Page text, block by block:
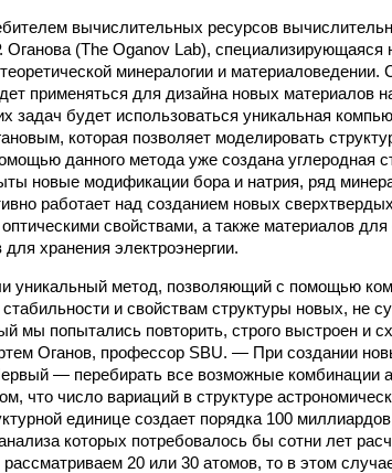
вычислительных ресурсов
(The Oganov Lab), специализирующаяся
минералогии и
применяться для дизайна новых материалов
задач будет использоваться уникальная
которая позволяет моделировать
данного метода уже создана углеродная
новые модификации бора и натрия, ряд
работает над созданием новых
свойствами, а также материалов для
для хранения электроэнергии.
уникальный метод, позволяющий с помощью
и свойствам структуры новых, не
мы попытались повторить, строго выстроен и
Оганов, профессор SBU. — При создании
— перебирать все возможные комбинации
что число вариаций в структуре
единице создает порядка 100
которых потребовалось бы сотни лет
20 или 30 атомов, то в этом